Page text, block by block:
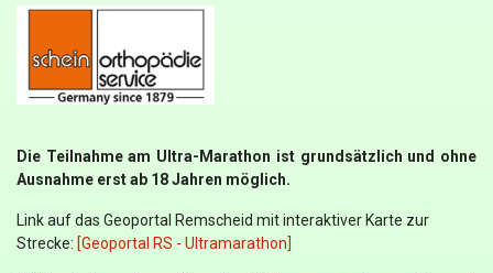
Die Teilnahme am Ultra-Marathon ist grundsätzlich und ohne
Ausnahme erst ab 18 Jahren möglich.
Link auf das Geoportal Remscheid mit interaktiver Karte zur
Strecke: [Geoportal RS - Ultramarathon]